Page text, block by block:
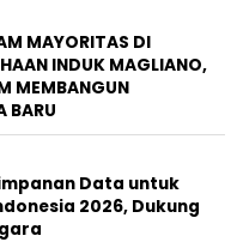
MAYORITAS DI
INDUK MAGLIANO,
MEMBANGUN
BARU
Data untuk
2026, Dukung